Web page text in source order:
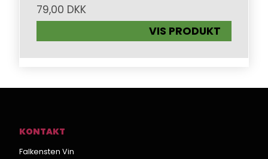
79,00 DKK
VIS PRODUKT
KONTAKT
Falkensten Vin